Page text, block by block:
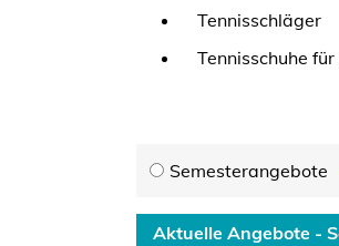
Tennisschläger
Tennisschuhe
Semesterangebote
Aktuelle Angebote -